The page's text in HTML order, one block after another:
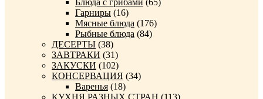
Блюда с грибами (65)
Гарниры (16)
Мясные блюда (176)
Рыбные блюда (84)
ДЕСЕРТЫ (38)
ЗАВТРАКИ (31)
ЗАКУСКИ (102)
КОНСЕРВАЦИЯ (34)
Варенья (18)
КУХНЯ РАЗНЫХ СТРАН (113)